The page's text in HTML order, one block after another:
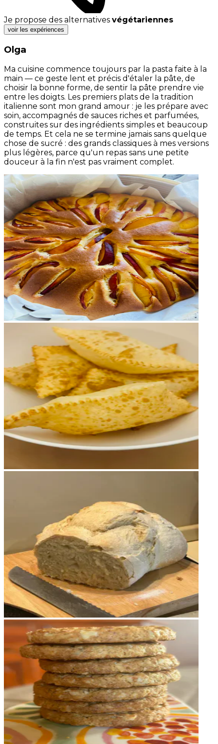
Je propose des alternatives végétariennes
voir les expériences
Olga
Ma cuisine commence toujours par la pasta faite à la
main — ce geste lent et précis d'étaler la pâte, de
choisir la bonne forme, de sentir la pâte prendre vie
entre les doigts. Les premiers plats de la tradition
italienne sont mon grand amour : je les prépare avec
soin, accompagnés de sauces riches et parfumées,
construites sur des ingrédients simples et beaucoup
de temps. Et cela ne se termine jamais sans quelque
chose de sucré : des grands classiques à mes versions
plus légères, parce qu'un repas sans une petite
douceur à la fin n'est pas vraiment complet.